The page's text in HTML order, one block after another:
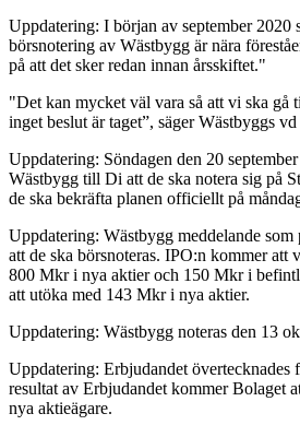
Uppdatering: I början av september 2020
börsnotering av Wästbygg är nära
på att det sker redan innan årsskiftet."
"Det kan mycket väl vara så att vi ska gå
inget beslut är taget”, säger Wästbyggs
Uppdatering: Söndagen den 20
Wästbygg till Di att de ska notera sig på
de ska bekräfta planen officiellt på
Uppdatering: Wästbygg meddelande som
att de ska börsnoteras. IPO:n kommer att
800 Mkr i nya aktier och 150 Mkr i
att utöka med 143 Mkr i nya aktier.
Uppdatering: Wästbygg noteras den 13
Uppdatering: Erbjudandet övertecknades
resultat av Erbjudandet kommer Bolaget
nya aktieägare.